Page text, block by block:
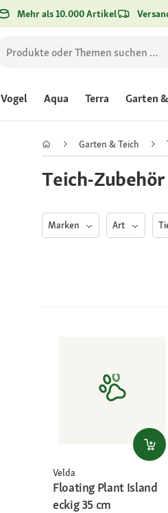
Mehr als 10.000 Artikel
Vogel Aqua Terra Garten
Garten & Teich
Teich-Zubehör
Marken Art
Velda
Floating Plant Island
eckig 35 cm